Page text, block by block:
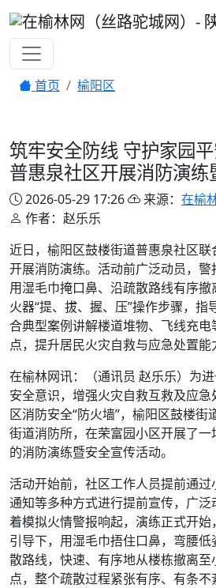
首页 榆阳区
筑牢安全防线 守护家园
普惠泉社区开展消防演
2026-05-29 17:26 来源： 在榆
作者：赵乐乐
近日，榆阳区鼓楼街道普惠泉社区
开展消防演练。活动前广泛动员，
用湿毛巾掩口鼻、沿疏散路线有序
火器“提、拔、握、压”操作步骤，指
合典型案例讲解楼道堆物、飞线充
点，提升居民火灾自救与应急处置能
在榆林网讯：（通讯员 赵乐乐）为
安全意识，增强火灾自救互救及应
区消防安全“防火墙”，榆阳区鼓楼街
街道消防所，在荣富园小区开展了
的消防演练暨安全宣传活动。
活动开始前，社区工作人员提前通
通知等多种方式进行提前宣传，广
着模拟火情警报响起，演练正式开
引导下，用湿毛巾捂住口鼻，弯腰
散路线，快速、有序地从楼栋撤离
点，整个疏散过程紧张有序、有条不